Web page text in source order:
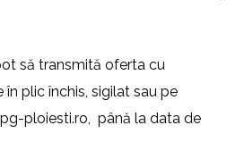
să transmită oferta cu
plic închis, sigilat sau pe
ploiesti.ro, până la data de